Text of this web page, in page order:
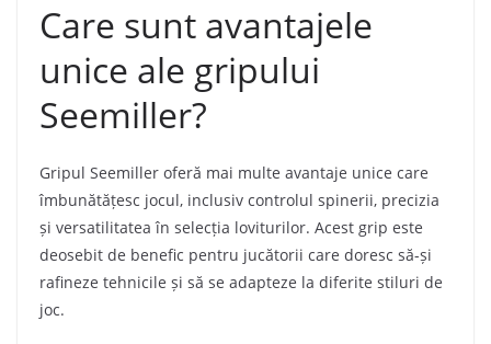
Care sunt avantajele
unice ale gripului
Seemiller?
Gripul Seemiller oferă mai multe avantaje unice care
îmbunătățesc jocul, inclusiv controlul spinerii, precizia
și versatilitatea în selecția loviturilor. Acest grip este
deosebit de benefic pentru jucătorii care doresc să-și
rafineze tehnicile și să se adapteze la diferite stiluri de
joc.